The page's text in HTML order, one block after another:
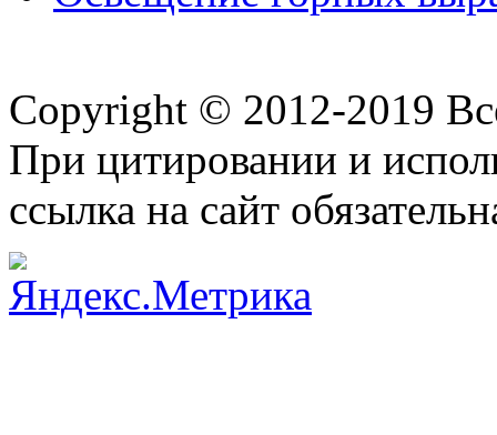
Copyright © 2012-2019
При цитировании и
ссылка на сайт